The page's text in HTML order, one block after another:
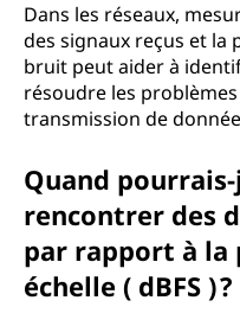
Dans les réseaux,
des signaux reçus et la
bruit peut aider à
résoudre les
transmission de
Quand
rencontrer des
par rapport à la
échelle ( dBFS ) ?